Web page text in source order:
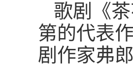
歌剧《
第的代表
剧作家弗